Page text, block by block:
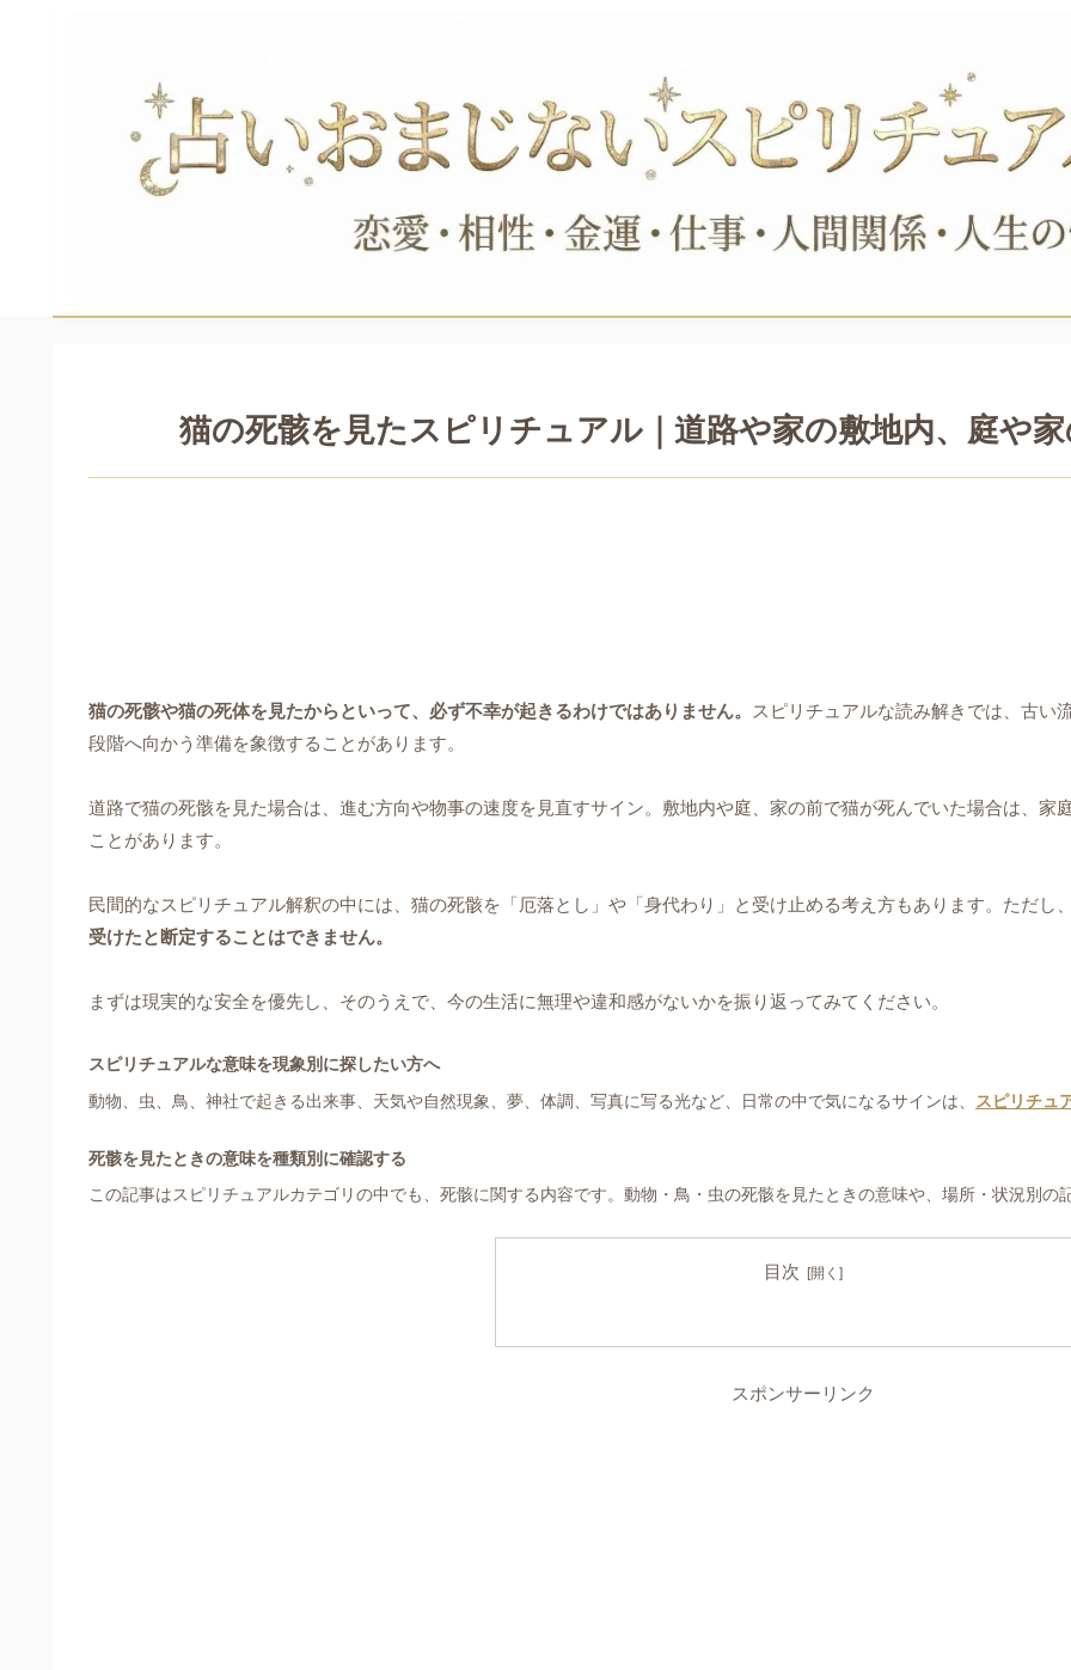
猫の死骸を見たスピリチュアル｜道路や家の敷地内、庭や
猫の死骸や猫の死体を見たからといって、必ず不幸が起きるわけではありません。
スピリチュアルな読み解きでは、古い
段階へ向かう準備を象徴することがあります。
道路で猫の死骸を見た場合は、進む方向や物事の速度を見直すサイン。敷地内や庭、家の前で猫が死んでいた場合は、家
ことがあります。
民間的なスピリチュアル解釈の中には、猫の死骸を「厄落とし」や「身代わり」と受け止める考え方もあります。ただし
受けたと断定することはできません。
まずは現実的な安全を優先し、そのうえで、今の生活に無理や違和感がないかを振り返ってみてください。
スピリチュアルな意味を現象別に探したい方へ
動物、虫、鳥、神社で起きる出来事、天気や自然現象、夢、体調、写真に写る光など、日常の中で気になるサインは、
スピリチュ
死骸を見たときの意味を種類別に確認する
この記事はスピリチュアルカテゴリの中でも、死骸に関する内容です。動物・鳥・虫の死骸を見たときの意味や、場所・状況別の
目次
スポンサーリンク